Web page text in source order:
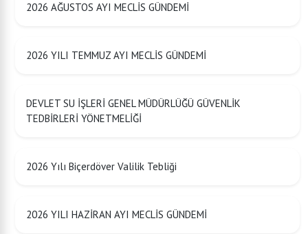
2026 AĞUSTOS AYI MECLİS GÜNDEMİ
2026 YILI TEMMUZ AYI MECLİS GÜNDEMİ
DEVLET SU İŞLERİ GENEL MÜDÜRLÜĞÜ GÜVENLİK
TEDBİRLERİ YÖNETMELİĞİ
2026 Yılı Biçerdöver Valilik Tebliği
2026 YILI HAZİRAN AYI MECLİS GÜNDEMİ